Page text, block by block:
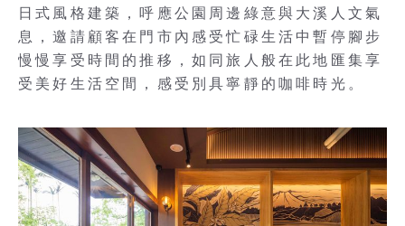
日式風格建築，呼應公園周邊綠意與大溪人文氣
息，邀請顧客在門市內感受忙碌生活中暫停腳步
慢慢享受時間的推移，如同旅人般在此地匯集享
受美好生活空間，感受別具寧靜的咖啡時光。